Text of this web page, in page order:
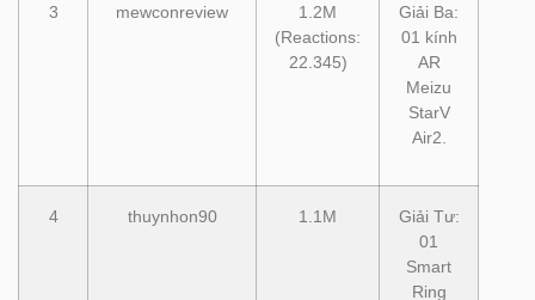
3 mewconreview
1.2M
(Reactions:
22.345)
Giải Ba:
01 kính
AR
Meizu
StarV
Air2.
4 thuynhon90 1.1M
Giải Tư:
01
Smart
Ring